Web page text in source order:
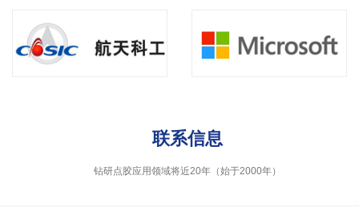
联系信息
钻研点胶应用领域将近20年（始于2000年）